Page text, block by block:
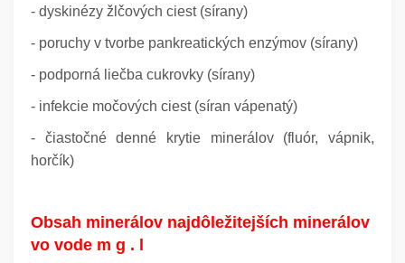
- dyskinézy žlčových ciest (sírany)
- poruchy v tvorbe pankreatických enzýmov (sírany)
- podporná liečba cukrovky (sírany)
- infekcie močových ciest (síran vápenatý)
- čiastočné denné krytie minerálov (fluór, vápnik,
horčík)
Obsah minerálov najdôležitejších minerálov
vo vode m g . l